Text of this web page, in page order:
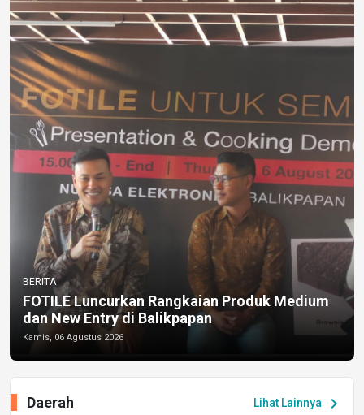
BERITA
FOTILE Luncurkan Rangkaian Produk Medium
dan New Entry di Balikpapan
Kamis, 06 Agustus 2026
Lihat Lainnya chevron_right
Daerah